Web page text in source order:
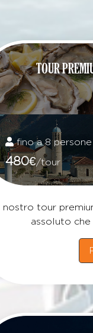
TOUR
fino a 8 persone
480€/tour
nostro tour
assoluto che